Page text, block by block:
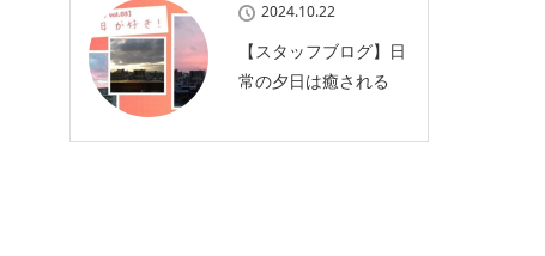
2024.10.22
【スタッフブログ】日
常の夕日は癒される